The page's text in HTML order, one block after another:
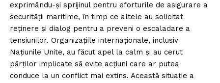
exprimându-și sprijinul pentru eforturile de asigurare a
securității maritime, în timp ce altele au solicitat
reținere și dialog pentru a preveni o escaladare a
tensiunilor. Organizațiile internaționale, inclusiv
Națiunile Unite, au făcut apel la calm și au cerut
părților implicate să evite acțiuni care ar putea
conduce la un conflict mai extins. Această situație a